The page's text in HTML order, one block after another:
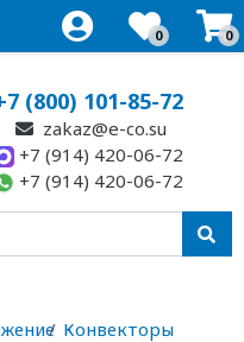
0 0
(800) 101-85-72
zakaz@e-co.su
+7 (914) 420-06-72
+7 (914) 420-06-72
Конвекторы